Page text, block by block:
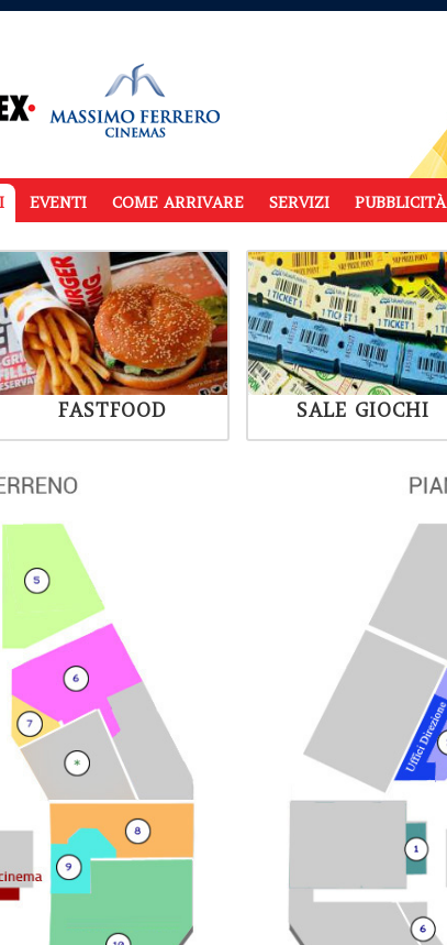
EVENTI COME ARRIVARE SERVIZI PUBBLICITÀ
FASTFOOD SALE GIOCHI